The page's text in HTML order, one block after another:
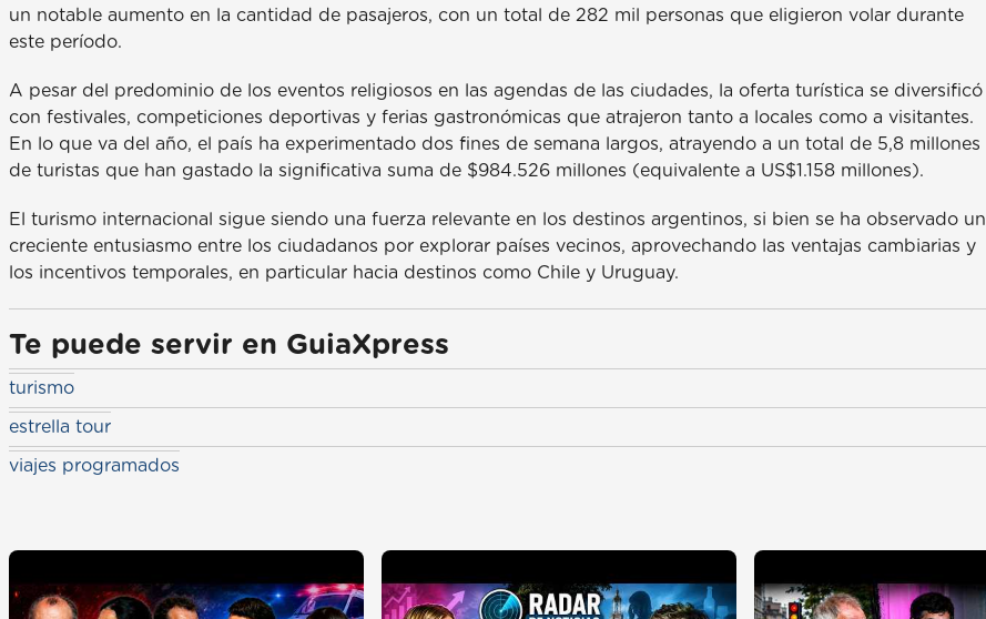
un notable aumento en la cantidad de pasajeros, con un total de 282 mil personas que eligieron volar durante
este período.
A pesar del predominio de los eventos religiosos en las agendas de las ciudades, la oferta turística se diversificó
con festivales, competiciones deportivas y ferias gastronómicas que atrajeron tanto a locales como a visitantes.
En lo que va del año, el país ha experimentado dos fines de semana largos, atrayendo a un total de 5,8 millones
de turistas que han gastado la significativa suma de $984.526 millones (equivalente a US$1.158 millones).
El turismo internacional sigue siendo una fuerza relevante en los destinos argentinos, si bien se ha observado un
creciente entusiasmo entre los ciudadanos por explorar países vecinos, aprovechando las ventajas cambiarias y
los incentivos temporales, en particular hacia destinos como Chile y Uruguay.
Te puede servir en GuiaXpress
turismo
estrella tour
viajes programados